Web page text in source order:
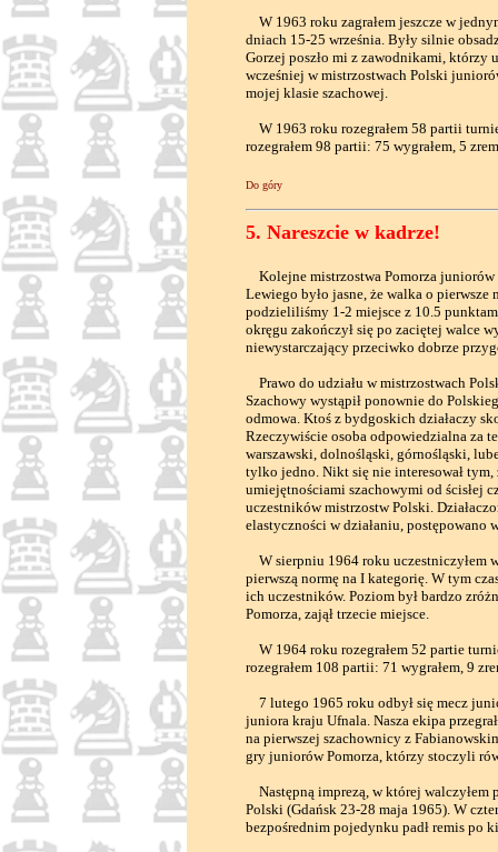
W 1963 roku zagrałem jeszcze w
dniach 15-25 września. Były silnie
Gorzej poszło mi z zawodnikami, którzy
wcześniej w mistrzostwach Polski
mojej klasie szachowej.
W 1963 roku rozegrałem 58 partii
rozegrałem 98 partii: 75 wygrałem, 5
Do góry
5. Nareszcie w kadrze!
Kolejne mistrzostwa Pomorza juniorów
Lewiego było jasne, że walka o
podzieliliśmy 1-2 miejsce z 10.5
okręgu zakończył się po zaciętej walce
niewystarczający przeciwko dobrze
Prawo do udziału w mistrzostwach
Szachowy wystąpił ponownie do
odmowa. Ktoś z bydgoskich działaczy
Rzeczywiście osoba odpowiedzialna za
warszawski, dolnośląski, górnośląski,
tylko jedno. Nikt się nie interesował
umiejętnościami szachowymi od ścisłej
uczestników mistrzostw Polski.
elastyczności w działaniu, postępowano
W sierpniu 1964 roku uczestniczyłem
pierwszą normę na I kategorię. W tym
ich uczestników. Poziom był bardzo
Pomorza, zajął trzecie miejsce.
W 1964 roku rozegrałem 52 partie
rozegrałem 108 partii: 71 wygrałem, 9
7 lutego 1965 roku odbył się mecz
juniora kraju Ufnala. Nasza ekipa
na pierwszej szachownicy z
gry juniorów Pomorza, którzy stoczyli
Następną imprezą, w której walczyłem
Polski (Gdańsk 23-28 maja 1965). W
bezpośrednim pojedynku padł remis po